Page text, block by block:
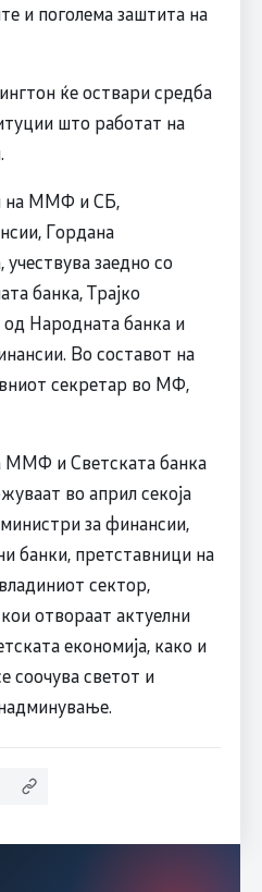
и поголема заштита на
ќе оствари средба
што работат на
на ММФ и СБ,
Гордана
заедно со
банка, Трајко
од Народната банка и
Во составот на
секретар во МФ,
ММФ и Светската банка
во април секоја
за финансии,
банки, претставници на
сектор,
отвораат актуелни
економија, како и
соочува светот и